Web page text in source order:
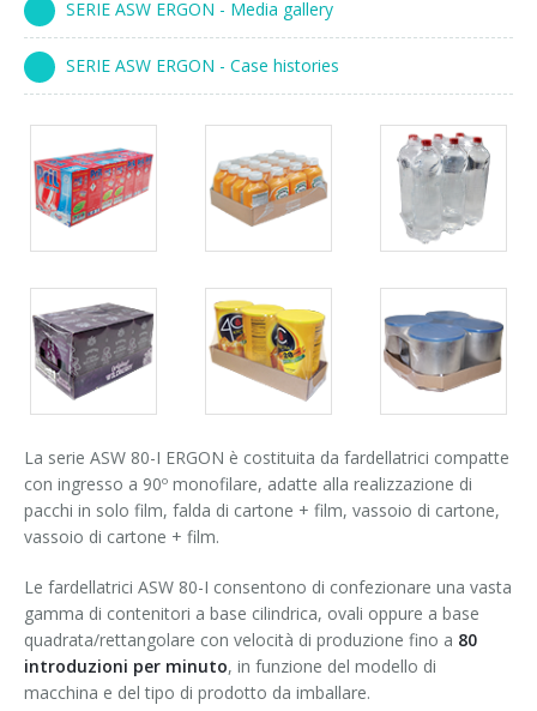
ingresso a 90°
Corsi palettizzatori
SERIE ASW ERGON - Media gallery
SERIE ASW ERGON - Case histories
Packs
gallery
Packs
gallery
Packs
gallery
Packs
gallery
Packs
gallery
Packs
gallery
La serie ASW 80-I ERGON è costituita da fardellatrici compatte
con ingresso a 90º monofilare, adatte alla realizzazione di
pacchi in solo film, falda di cartone + film, vassoio di cartone,
vassoio di cartone + film.
Le fardellatrici ASW 80-I consentono di confezionare una vasta
gamma di contenitori a base cilindrica, ovali oppure a base
quadrata/rettangolare con velocità di produzione fino a 80
introduzioni per minuto, in funzione del modello di
macchina e del tipo di prodotto da imballare.